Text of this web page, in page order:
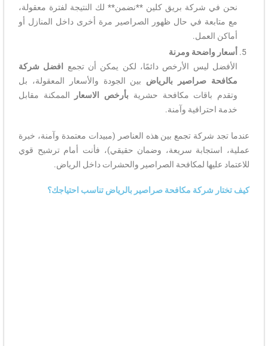
نحن في شركة بريق كلين **نضمن** لك النتيجة لفترة معقولة،
مع متابعة في حال ظهور الصراصير مرة أخرى داخل المنازل أو
أماكن العمل.
أسعار واضحة ومرنة
الأفضل ليس الأرخص دائمًا، لكن يمكن أن تجمع
افضل شركة
مكافحة صراصير بالرياضبين الجودة والأسعار المعقولة، بل
وتقدم باقات مكافحة حشرية بأرخص الاسعارالممكنة مقابل
خدمة احترافية وآمنة.
عندما تجد شركة تجمع بين هذه العناصر (مبيدات معتمدة وآمنة، خبرة
عملية، استجابة سريعة، وضمان حقيقي)، فأنت أمام ترشيح قوي
للاعتماد عليها لمكافحة الصراصير والحشرات داخل الرياض.
كيف تختار شركة مكافحة صراصير بالرياض تناسب احتياجك؟